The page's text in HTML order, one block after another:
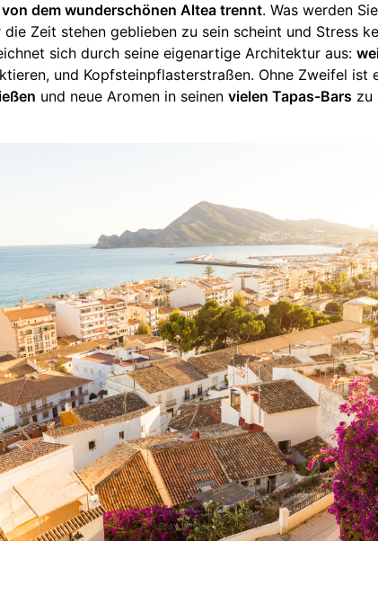
dem wunderschönen Altea trennt. Was werden
Zeit stehen geblieben zu sein scheint und Stress
sich durch seine eigenartige Architektur aus:
und Kopfsteinpflasterstraßen. Ohne Zweifel ist
und neue Aromen in seinen vielen Tapas-Bars zu